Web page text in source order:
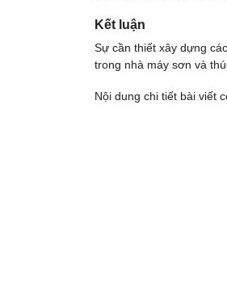
Kết luận
Sự cần thiết xây dựng
trong nhà máy sơn và
Nội dung chi tiết bài viết